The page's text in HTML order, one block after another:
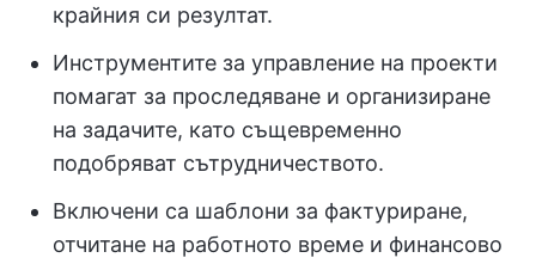
крайния си резултат.
Инструментите за управление на проекти
помагат за проследяване и организиране
на задачите, като същевременно
подобряват сътрудничеството.
Включени са шаблони за фактуриране,
отчитане на работното време и финансово